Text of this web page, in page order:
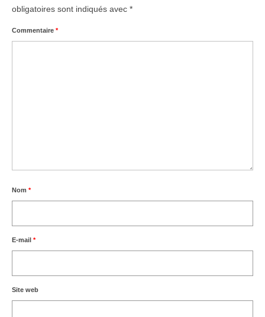
obligatoires sont indiqués avec *
Commentaire *
Nom *
E-mail *
Site web